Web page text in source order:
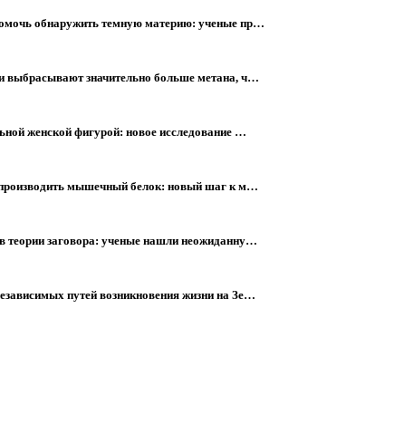
обнаружить темную материю: ученые пр…
выбрасывают значительно больше метана, ч…
женской фигурой: новое исследование …
мышечный белок: новый шаг к м…
теории заговора: ученые нашли неожиданну…
путей возникновения жизни на Зе…